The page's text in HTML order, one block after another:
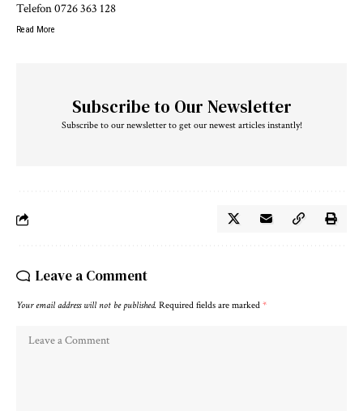
Telefon 0726 363 128
Read More
Subscribe to Our Newsletter
Subscribe to our newsletter to get our newest articles instantly!
Leave a Comment
Your email address will not be published. Required fields are marked *